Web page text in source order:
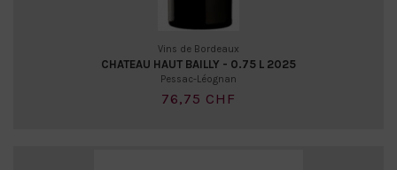
Vins de Bordeaux
CHATEAU HAUT BAILLY - 0.75 L 2025
Pessac-Léognan
76,75 CHF